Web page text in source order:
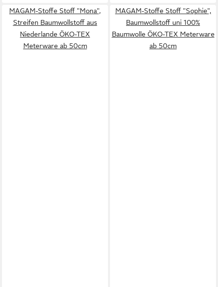
MAGAM-Stoffe Stoff "Mona",
Streifen Baumwollstoff aus
Niederlande ÖKO-TEX
Meterware ab 50cm
MAGAM-Stoffe Stoff "Sophie",
Baumwollstoff uni 100%
Baumwolle ÖKO-TEX Meterware
ab 50cm